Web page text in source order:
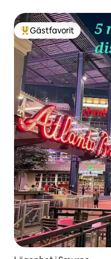
Populär gästfavorit
Gästfavorit